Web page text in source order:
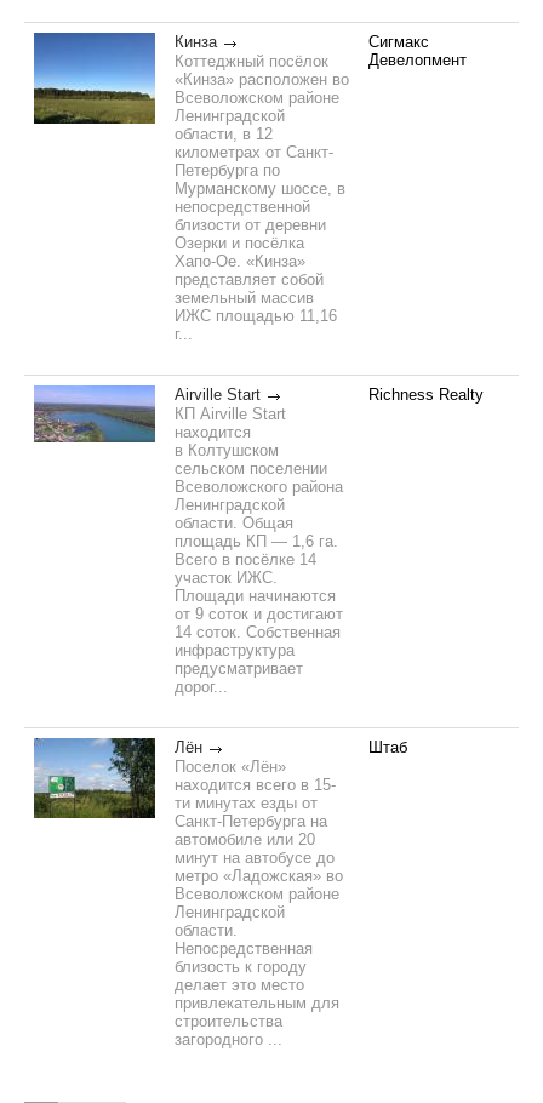
Кинза
Коттеджный посёлок
«Кинза» расположен во
Всеволожском районе
Ленинградской
области, в 12
километрах от Санкт-
Петербурга по
Мурманскому шоссе, в
непосредственной
близости от деревни
Озерки и посёлка
Хапо-Ое. «Кинза»
представляет собой
земельный массив
ИЖС площадью 11,16
г...
Сигмакс
Девелопмент
Airville Start
КП Airville Start
находится
в Колтушском
сельском поселении
Всеволожского района
Ленинградской
области. Общая
площадь КП — 1,6 га.
Всего в посёлке 14
участок ИЖС.
Площади начинаются
от 9 соток и достигают
14 соток. Собственная
инфраструктура
предусматривает
дорог...
Richness Realty
Лён
Поселок «Лён»
находится всего в 15-
ти минутах езды от
Санкт-Петербурга на
автомобиле или 20
минут на автобусе до
метро «Ладожская» во
Всеволожском районе
Ленинградской
области.
Непосредственная
близость к городу
делает это место
привлекательным для
строительства
загородного ...
Штаб